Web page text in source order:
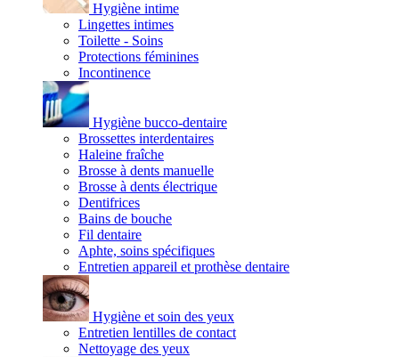
Hygiène intime
Lingettes intimes
Toilette - Soins
Protections féminines
Incontinence
Hygiène bucco-dentaire
Brossettes interdentaires
Haleine fraîche
Brosse à dents manuelle
Brosse à dents électrique
Dentifrices
Bains de bouche
Fil dentaire
Aphte, soins spécifiques
Entretien appareil et prothèse dentaire
Hygiène et soin des yeux
Entretien lentilles de contact
Nettoyage des yeux